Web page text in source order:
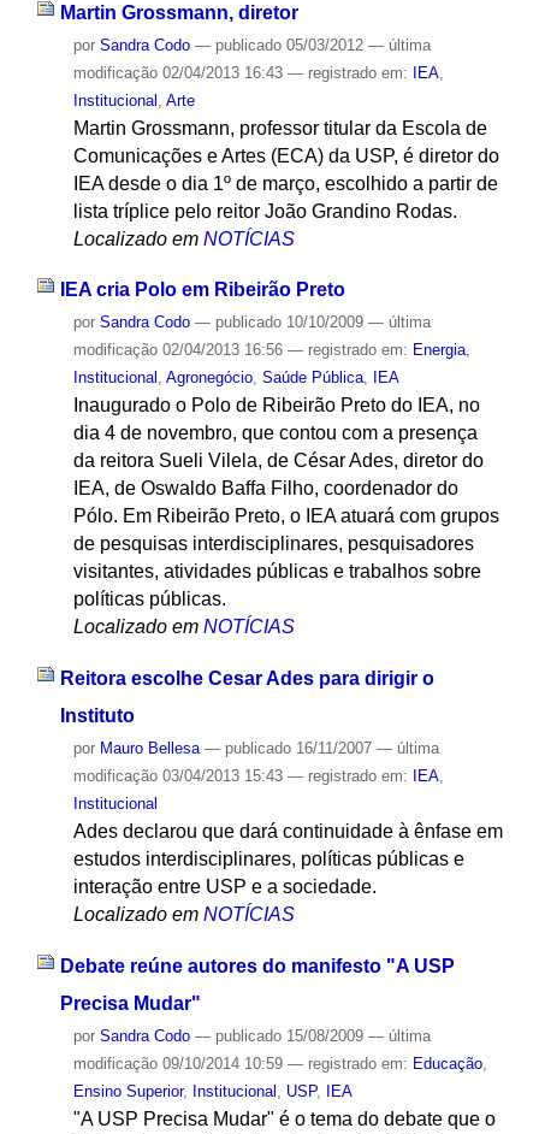
Martin Grossmann, diretor
por Sandra Codo — publicado05/03/2012 — última
modificação02/04/2013 16:43 — registrado em: IEA,
Institucional Arte
Martin Grossmann, professor titular da Escola de
Comunicações e Artes (ECA) da USP, é diretor do
IEA desde o dia 1º de março, escolhido a partir de
lista tríplice pelo reitor João Grandino Rodas.
Localizado em NOTÍCIAS
IEA cria Polo em Ribeirão Preto
por Sandra Codo — publicado10/10/2009 — última
modificação02/04/2013 16:56 — registrado em: Energia,
Institucional , Agronegócio, Saúde Pública, IEA
Inaugurado o Polo de Ribeirão Preto do IEA, no
dia 4 de novembro, que contou com a presença
da reitora Sueli Vilela, de César Ades, diretor do
IEA, de Oswaldo Baffa Filho, coordenador do
Pólo. Em Ribeirão Preto, o IEA atuará com grupos
de pesquisas interdisciplinares, pesquisadores
visitantes, atividades públicas e trabalhos sobre
políticas públicas.
Localizado em NOTÍCIAS
Reitora escolhe Cesar Ades para dirigir o
Instituto
por Mauro Bellesa — publicado16/11/2007 — última
modificação03/04/2013 15:43 — registrado em: IEA,
Institucional
Ades declarou que dará continuidade à ênfase em
estudos interdisciplinares, políticas públicas e
interação entre USP e a sociedade.
Localizado em NOTÍCIAS
Debate reúne autores do manifesto "A USP
Precisa Mudar"
por Sandra Codo — publicado15/08/2009 — última
modificação09/10/2014 10:59 — registrado em: Educação,
Ensino Superior, Institucional USP, IEA
"A USP Precisa Mudar" é o tema do debate que o